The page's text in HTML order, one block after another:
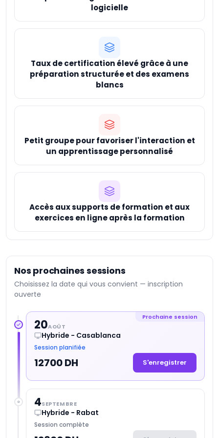
logicielle
Taux de certification élevé grâce à une
préparation structurée et des examens
blancs
Petit groupe pour favoriser l'interaction et
un apprentissage personnalisé
Accès aux supports de formation et aux
exercices en ligne après la formation
Nos prochaines sessions
Choisissez la date qui vous convient — inscription
ouverte
Prochaine session
20AOÛT
Hybride - Casablanca
Session planifiée
12700 DH S'enregistrer
4SEPTEMBRE
Hybride - Rabat
Session complète